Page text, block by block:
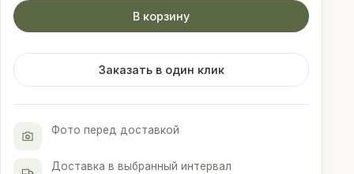
Сет
3051
В корзину
Заказать в один клик
Фото перед доставкой
Доставка в выбранный интервал